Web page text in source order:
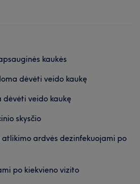
kaukės
dėvėti veido kaukę
veido kaukę
skysčio
ardvės dezinfekuojami po
po kiekvieno vizito